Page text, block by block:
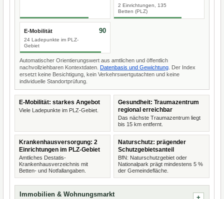
2 Einrichtungen, 135
Betten (PLZ)
E-Mobilität
24 Ladepunkte im PLZ-
Gebiet
90
Automatischer Orientierungswert aus amtlichen und öffentlich
nachvollziehbaren Kontextdaten. Datenbasis und Gewichtung . Der Index
ersetzt keine Besichtigung, kein Verkehrswertgutachten und keine
individuelle Standortprüfung.
E-Mobilität: starkes Angebot
Viele Ladepunkte im PLZ-Gebiet.
Gesundheit: Traumazentrum
regional erreichbar
Das nächste Traumazentrum liegt
bis 15 km entfernt.
Krankenhausversorgung: 2
Einrichtungen im PLZ-Gebiet
Amtliches Destatis-
Krankenhausverzeichnis mit
Betten- und Notfallangaben.
Naturschutz: prägender
Schutzgebietsanteil
BfN: Naturschutzgebiet oder
Nationalpark prägt mindestens 5 %
der Gemeindefläche.
Immobilien & Wohnungsmarkt